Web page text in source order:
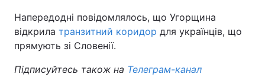
Напередодні повідомлялось, що Угорщина
відкрила транзитний коридор для українців, що
прямують зі Словенії.
Підписуйтесь також на Телеграм-канал